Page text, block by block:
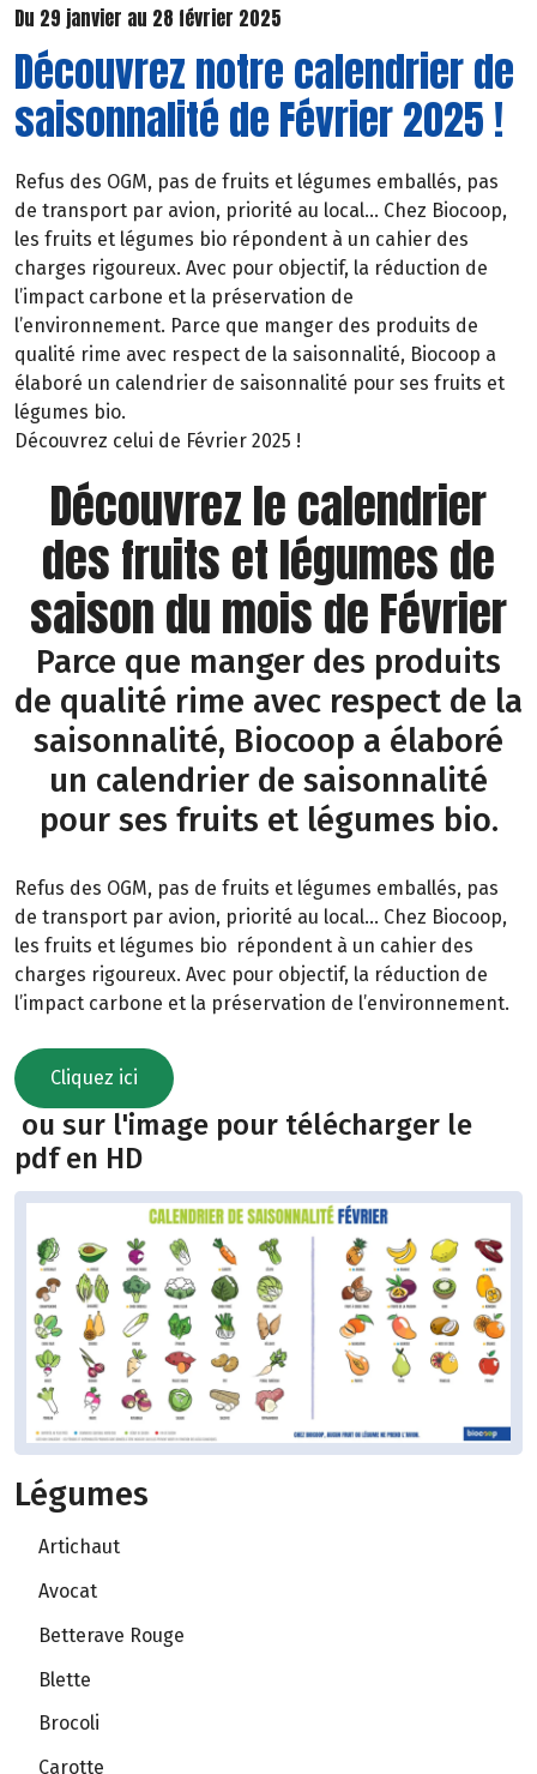
Du 29 janvier au 28 février 2025
Découvrez notre calendrier de
saisonnalité de Février 2025 !
Refus des OGM, pas de fruits et légumes emballés, pas
de transport par avion, priorité au local… Chez Biocoop,
les fruits et légumes bio répondent à un cahier des
charges rigoureux. Avec pour objectif, la réduction de
l’impact carbone et la préservation de
l’environnement. Parce que manger des produits de
qualité rime avec respect de la saisonnalité, Biocoop a
élaboré un calendrier de saisonnalité pour ses fruits et
légumes bio.
Découvrez celui de Février 2025 !
Découvrez le calendrier
des fruits et légumes de
saison du mois de Février
Parce que manger des produits
de qualité rime avec respect de la
saisonnalité, Biocoop a élaboré
un calendrier de saisonnalité
pour ses fruits et légumes bio.
Refus des OGM, pas de fruits et légumes emballés, pas
de transport par avion, priorité au local… Chez Biocoop,
les fruits et légumes bio répondent à un cahier des
charges rigoureux. Avec pour objectif, la réduction de
l’impact carbone et la préservation de l’environnement.
Cliquez ici
ou sur l'image pour télécharger le
pdf en HD
Légumes
Artichaut
Avocat
Betterave Rouge
Blette
Brocoli
Carotte